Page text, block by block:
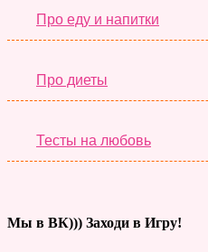
Про еду и напитки
Про диеты
Тесты на любовь
Мы в ВК))) Заходи в Игру!